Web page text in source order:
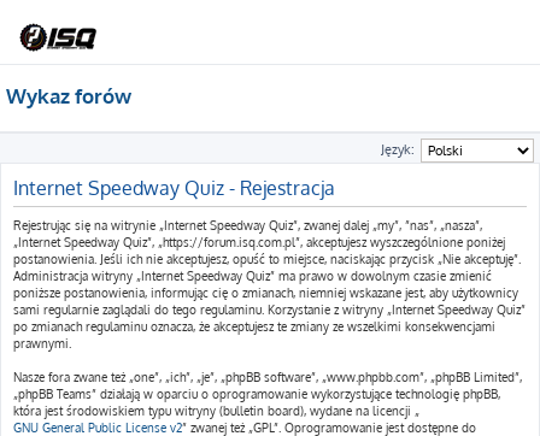
Wykaz forów
Język:
Internet Speedway Quiz - Rejestracja
Rejestrując się na witrynie „Internet Speedway Quiz”, zwanej dalej „my”, ”nas”, „nasza”,
„Internet Speedway Quiz”, „https://forum.isq.com.pl”, akceptujesz wyszczególnione poniżej
postanowienia. Jeśli ich nie akceptujesz, opuść to miejsce, naciskając przycisk „Nie akceptuję”.
Administracja witryny „Internet Speedway Quiz” ma prawo w dowolnym czasie zmienić
poniższe postanowienia, informując cię o zmianach, niemniej wskazane jest, aby użytkownicy
sami regularnie zaglądali do tego regulaminu. Korzystanie z witryny „Internet Speedway Quiz”
po zmianach regulaminu oznacza, że akceptujesz te zmiany ze wszelkimi konsekwencjami
prawnymi.
Nasze fora zwane też „one”, „ich”, „je”, „phpBB software”, „www.phpbb.com”, „phpBB Limited”,
„phpBB Teams” działają w oparciu o oprogramowanie wykorzystujące technologię phpBB,
która jest środowiskiem typu witryny (bulletin board), wydane na licencji „
GNU General Public License v2” zwanej też „GPL”. Oprogramowanie jest dostępne do